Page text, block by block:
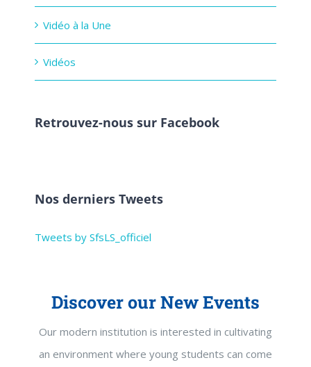
Vidéo à la Une
Vidéos
Retrouvez-nous sur Facebook
Nos derniers Tweets
Tweets by SfsLS_officiel
Discover our New Events
Our modern institution is interested in cultivating
an environment where young students can come